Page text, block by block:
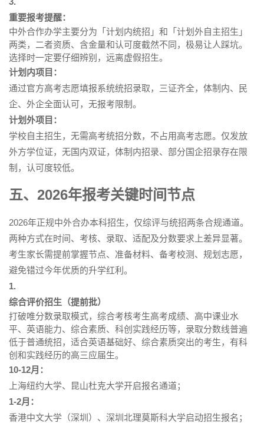
重要报考提醒：
中外合作办学主要分为「计划内统招」和「计划外自主招生」
两类，二者资质、含金量和认可度截然不同，极易让人踩坑。
选择时一定要仔细辨别，远离虚假招生。
计划内项目：
通过官方高考志愿填报系统统招录取，三证齐全，体制内、民
企、外企全面认可，无报考限制。
计划外项目：
学校自主招生，无需高考统招分数，不占用高考志愿。仅发放
外方学位证，无国内双证，体制内招录、部分国企招录存在限
制，认可度较低。
五、2026年报考关键时间节点
2026年正规中外合办本科招生，仅综评与统招两条合规通道。
两种方式在时间、考核、录取、适配及分数要求上差异显著。
考生家长需提前掌握节点、准备材料、备考校测、规划志愿，
避免错过今年优质的升学红利。
1.
综合评价招生（提前批）
打破唯分数录取模式，综合考核考生高考成绩、高中课业水
平、英语能力、综合素质、科创实践经历等，录取分数线普遍
低于普通统招，适合英语基础好、综合素质突出的考生，有科
创和实践经历的高三应届生。
10-12月：
上海纽约大学、昆山杜克大学开启报名通道；
1-2月：
香港中文大学（深圳）、深圳北理莫斯科大学启动招生报名；